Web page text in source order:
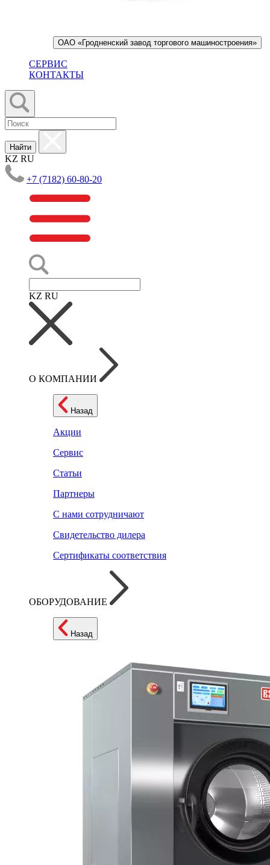
ОАО «Гродненский завод торгового машиностроения»
СЕРВИС
КОНТАКТЫ
Найти
KZ RU
+7 (7182) 60-80-20
KZ RU
О КОМПАНИИ
Назад
Акции
Сервис
Статьи
Партнеры
С нами сотрудничают
Свидетельство дилера
Сертификаты соответствия
ОБОРУДОВАНИЕ
Назад